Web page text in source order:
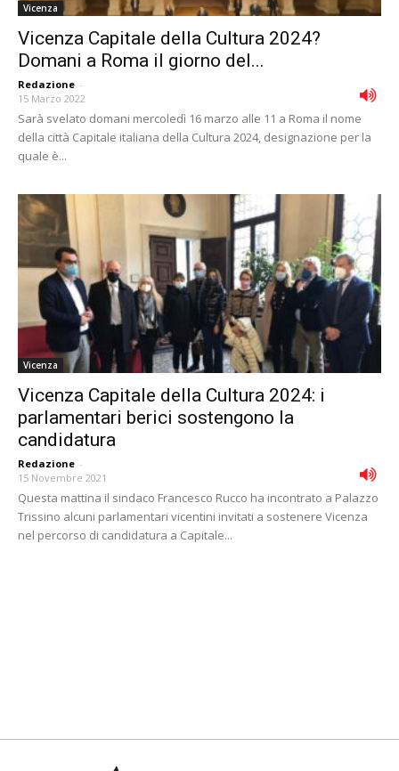
Vicenza
Vicenza Capitale della Cultura 2024?
Domani a Roma il giorno del...
Redazione -
15 Marzo 2022
Sarà svelato domani mercoledì 16 marzo alle 11 a Roma il nome
della città Capitale italiana della Cultura 2024, designazione per la
quale è...
Vicenza
Vicenza Capitale della Cultura 2024: i
parlamentari berici sostengono la
candidatura
Redazione -
15 Novembre 2021
Questa mattina il sindaco Francesco Rucco ha incontrato a Palazzo
Trissino alcuni parlamentari vicentini invitati a sostenere Vicenza
nel percorso di candidatura a Capitale...